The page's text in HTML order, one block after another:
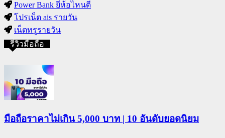
Power Bank ยี่ห้อไหนดี
โปรเน็ต ais รายวัน
เน็ตทรูรายวัน
รีวิวมือถือ
มือถือราคาไม่เกิน 5,000 บาท | 10 อันดับยอดนิยม